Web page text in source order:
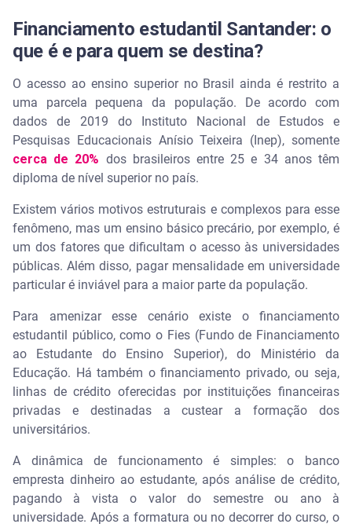
Financiamento estudantil Santander: o
que é e para quem se destina?
O acesso ao ensino superior no Brasil ainda é restrito a
uma parcela pequena da população. De acordo com
dados de 2019 do Instituto Nacional de Estudos e
Pesquisas Educacionais Anísio Teixeira (Inep), somente
cerca de 20% dos brasileiros entre 25 e 34 anos têm
diploma de nível superior no país.
Existem vários motivos estruturais e complexos para esse
fenômeno, mas um ensino básico precário, por exemplo, é
um dos fatores que dificultam o acesso às universidades
públicas. Além disso, pagar mensalidade em universidade
particular é inviável para a maior parte da população.
Para amenizar esse cenário existe o financiamento
estudantil público, como o Fies (Fundo de Financiamento
ao Estudante do Ensino Superior), do Ministério da
Educação. Há também o financiamento privado, ou seja,
linhas de crédito oferecidas por instituições financeiras
privadas e destinadas a custear a formação dos
universitários.
A dinâmica de funcionamento é simples: o banco
empresta dinheiro ao estudante, após análise de crédito,
pagando à vista o valor do semestre ou ano à
universidade. Após a formatura ou no decorrer do curso, o